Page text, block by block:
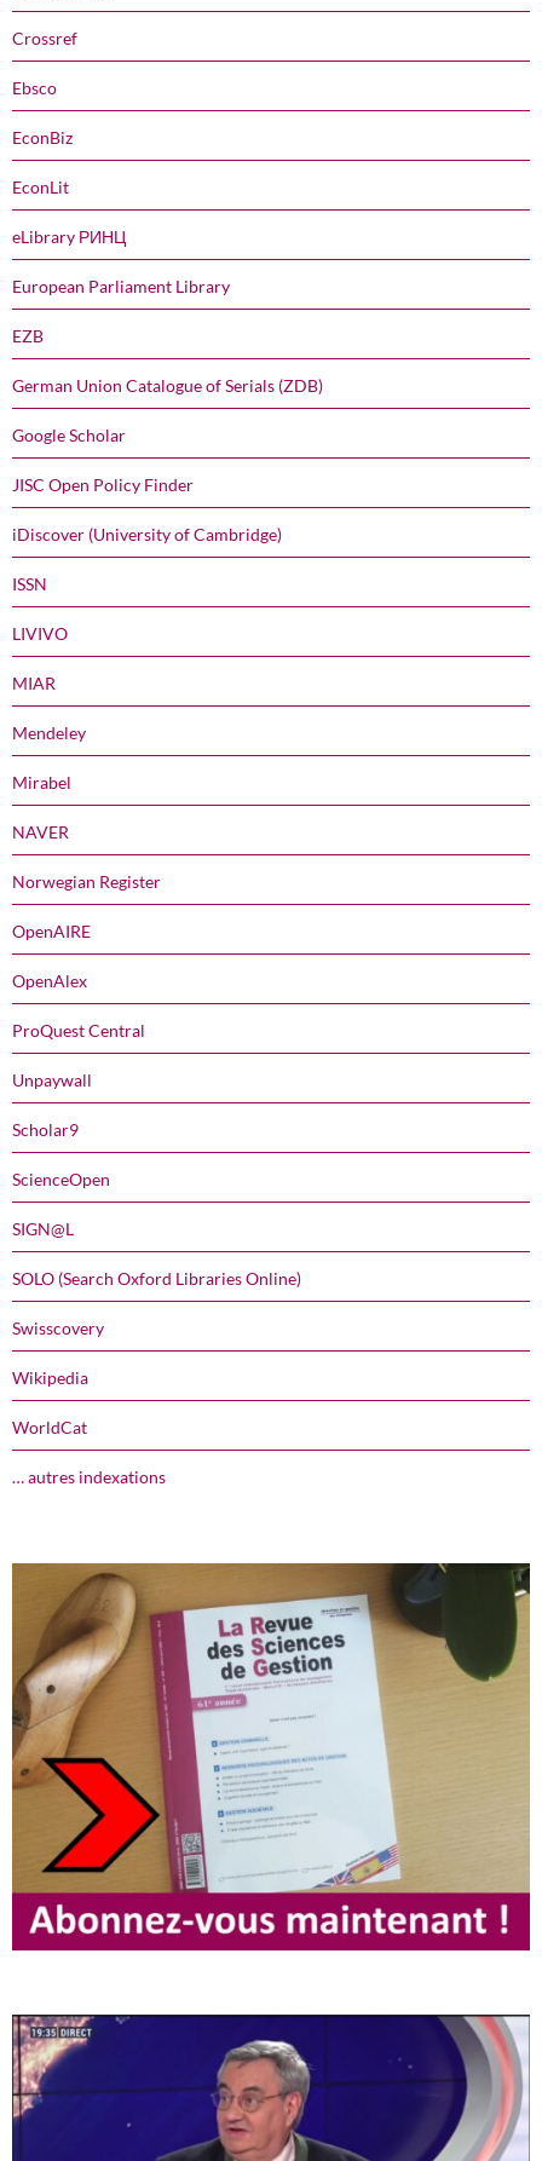
Crossref
Ebsco
EconBiz
EconLit
eLibrary РИНЦ
European Parliament Library
EZB
German Union Catalogue of Serials (ZDB)
Google Scholar
JISC Open Policy Finder
iDiscover (University of Cambridge)
ISSN
LIVIVO
MIAR
Mendeley
Mirabel
NAVER
Norwegian Register
OpenAIRE
OpenAlex
ProQuest Central
Unpaywall
Scholar9
ScienceOpen
SIGN@L
SOLO (Search Oxford Libraries Online)
Swisscovery
Wikipedia
WorldCat
… autres indexations